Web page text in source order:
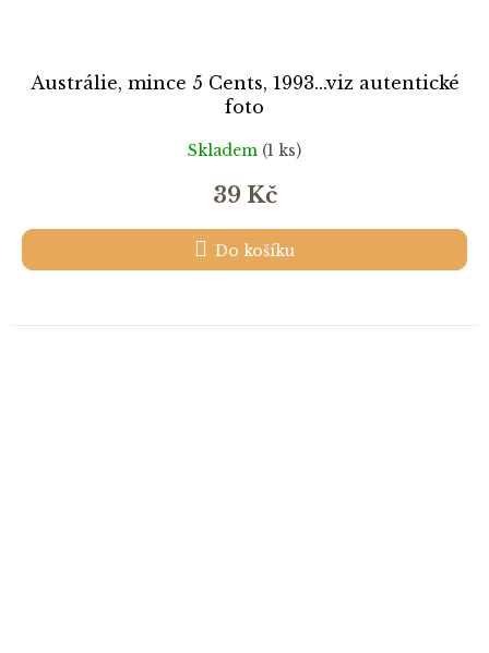
Austrálie, mince 5 Cents, 1993...viz autentické
foto
Skladem (1 ks)
39 Kč
Do košíku